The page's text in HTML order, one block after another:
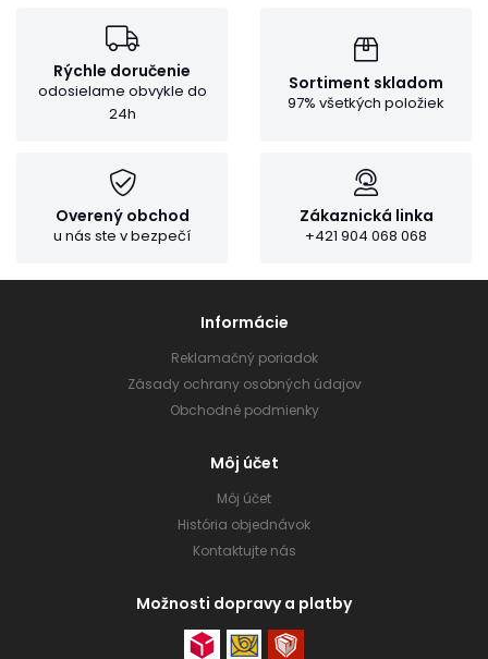
Rýchle doručenie
odosielame obvykle do
24h
Sortiment skladom
97% všetkých položiek
Overený obchod
u nás ste v bezpečí
Zákaznická linka
+421 904 068 068
Informácie
Reklamačný poriadok
Zásady ochrany osobných údajov
Obchodné podmienky
Môj účet
Môj účet
História objednávok
Kontaktujte nás
Možnosti dopravy a platby